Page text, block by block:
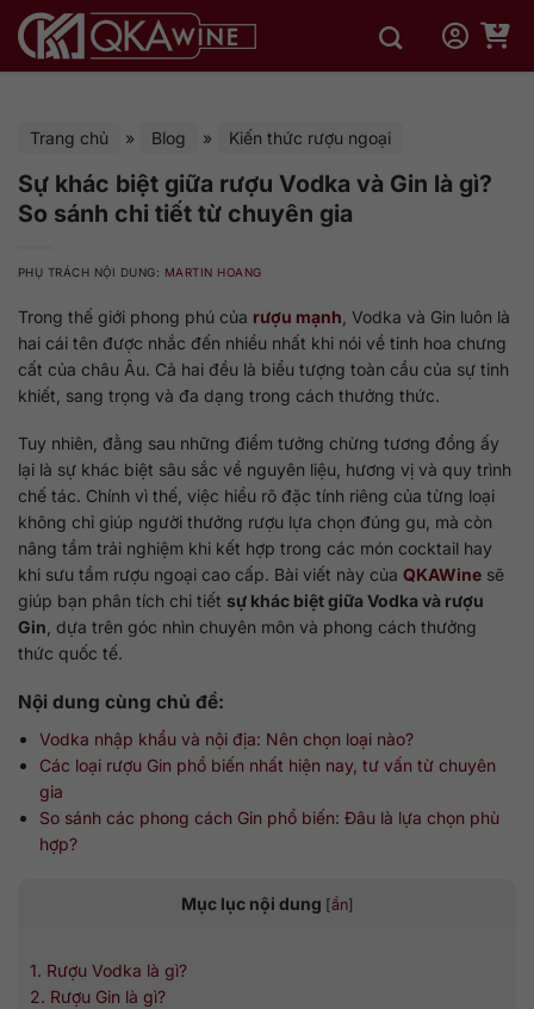
qua
Trang chủ » Blog » Kiến thức rượu ngoại
Sự khác biệt giữa rượu Vodka và Gin là gì?
So sánh chi tiết từ chuyên gia
PHỤ TRÁCH NỘI DUNG: MARTIN HOANG
Trong thế giới phong phú của rượu mạnh , Vodka và Gin luôn là
hai cái tên được nhắc đến nhiều nhất khi nói về tinh hoa chưng
cất của châu Âu. Cả hai đều là biểu tượng toàn cầu của sự tinh
khiết, sang trọng và đa dạng trong cách thưởng thức.
Tuy nhiên, đằng sau những điểm tưởng chừng tương đồng ấy
lại là sự khác biệt sâu sắc về nguyên liệu, hương vị và quy trình
chế tác. Chính vì thế, việc hiểu rõ đặc tính riêng của từng loại
không chỉ giúp người thưởng rượu lựa chọn đúng gu, mà còn
nâng tầm trải nghiệm khi kết hợp trong các món cocktail hay
khi sưu tầm rượu ngoại cao cấp. Bài viết này của QKAWine sẽ
giúp bạn phân tích chi tiết sự khác biệt giữa Vodka và rượu
Gin , dựa trên góc nhìn chuyên môn và phong cách thưởng
thức quốc tế.
Nội dung cùng chủ đề:
Vodka nhập khẩu và nội địa: Nên chọn loại nào?
Các loại rượu Gin phổ biến nhất hiện nay, tư vấn từ chuyên
gia
So sánh các phong cách Gin phổ biến: Đâu là lựa chọn phù
hợp?
Mục lục nội dung [ẩn]
1. Rượu Vodka là gì?
2. Rượu Gin là gì?